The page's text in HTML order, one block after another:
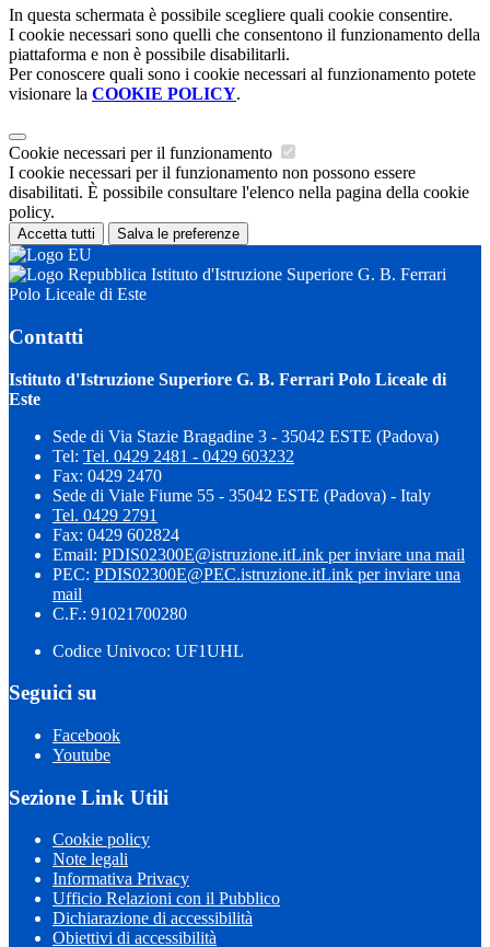
In questa schermata è possibile scegliere quali cookie consentire.
I cookie necessari sono quelli che consentono il funzionamento della
piattaforma e non è possibile disabilitarli.
Per conoscere quali sono i cookie necessari al funzionamento potete
visionare la COOKIE POLICY.
Cookie necessari per il funzionamento
I cookie necessari per il funzionamento non possono essere
disabilitati. È possibile consultare l'elenco nella pagina della cookie
policy.
Accetta tutti Salva le preferenze
Istituto d'Istruzione Superiore G. B. Ferrari
Polo Liceale di Este
Contatti
Istituto d'Istruzione Superiore G. B. Ferrari Polo Liceale di
Este
Sede di Via Stazie Bragadine 3 - 35042 ESTE (Padova)
Tel: Tel. 0429 2481 - 0429 603232
Fax: 0429 2470
Sede di Viale Fiume 55 - 35042 ESTE (Padova) - Italy
Tel. 0429 2791
Fax: 0429 602824
Email: PDIS02300E@istruzione.itLink per inviare una mail
PEC: PDIS02300E@PEC.istruzione.itLink per inviare una
mail
C.F.: 91021700280
Codice Univoco: UF1UHL
Seguici su
Facebook
Youtube
Sezione Link Utili
Cookie policy
Note legali
Informativa Privacy
Ufficio Relazioni con il Pubblico
Dichiarazione di accessibilità
Obiettivi di accessibilità